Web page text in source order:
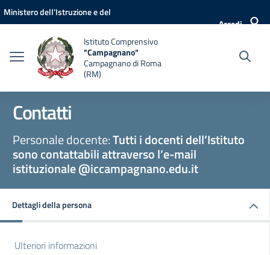
Vai ai contenuti
Vai al menu di navigazione
Vai al footer
Ministero dell'Istruzione e del
Accedi
Istituto Comprensivo
"Campagnano"
Campagnano di Roma
(RM)
Contatti
Personale docente:Tutti i docenti dell’Istituto
sono contattabili attraverso l’e-mail
istituzionale @iccampagnano.edu.it
Dettagli della persona
Ulteriori informazioni